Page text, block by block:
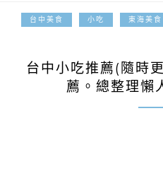
台中美食 小吃 東海美食
台中小吃推薦(隨時
薦。總整理懶